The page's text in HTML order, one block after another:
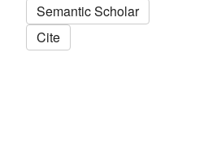
Semantic Scholar
Cite